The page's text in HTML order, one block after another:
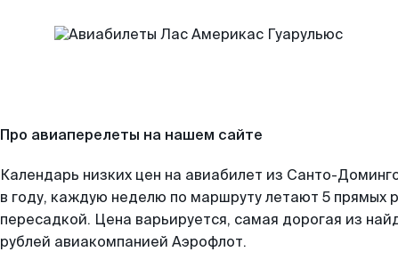
Про авиаперелеты на нашем сайте
Календарь низких цен на авиабилет из Санто-
в году, каждую неделю по маршруту летают 5 прямых
пересадкой. Цена варьируется, самая дорогая из
рублей авиакомпанией Аэрофлот.